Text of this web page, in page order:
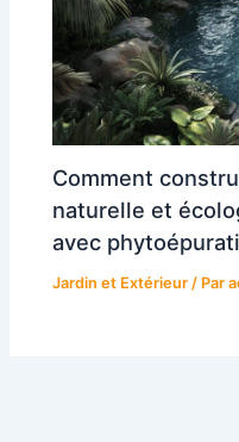
Comment
naturelle et
avec
Jardin et Extérieur / Par